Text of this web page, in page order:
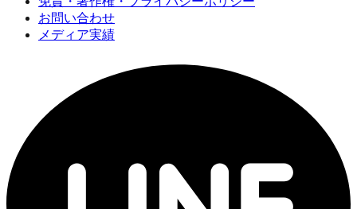
お問い合わせ
メディア実績